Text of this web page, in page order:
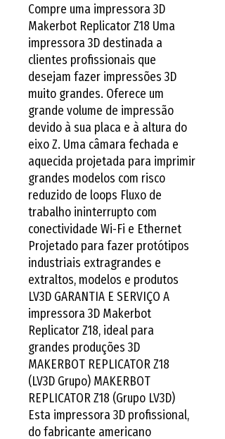
Compre uma impressora 3D
Makerbot Replicator Z18 Uma
impressora 3D destinada a
clientes profissionais que
desejam fazer impressões 3D
muito grandes. Oferece um
grande volume de impressão
devido à sua placa e à altura do
eixo Z. Uma câmara fechada e
aquecida projetada para imprimir
grandes modelos com risco
reduzido de loops Fluxo de
trabalho ininterrupto com
conectividade Wi-Fi e Ethernet
Projetado para fazer protótipos
industriais extragrandes e
extraltos, modelos e produtos
LV3D GARANTIA E SERVIÇO A
impressora 3D Makerbot
Replicator Z18, ideal para
grandes produções 3D
MAKERBOT REPLICATOR Z18
(LV3D Grupo) MAKERBOT
REPLICATOR Z18 (Grupo LV3D)
Esta impressora 3D profissional,
do fabricante americano